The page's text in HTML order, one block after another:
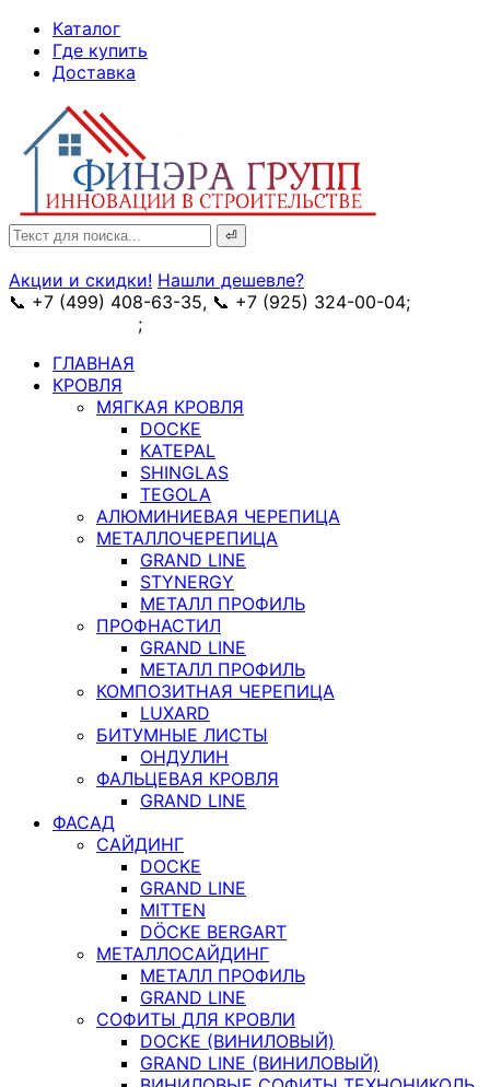
Skip
Content
Каталог
Где купить
Доставка
Search
for:
Акции и скидки! Нашли дешевле?
📞 +7 (499) 408-63-35, 📞 +7 (925) 324-00-04;
;
ГЛАВНАЯ
КРОВЛЯ
МЯГКАЯ КРОВЛЯ
DOCKE
KATEPAL
SHINGLAS
TEGOLA
АЛЮМИНИЕВАЯ ЧЕРЕПИЦА
МЕТАЛЛОЧЕРЕПИЦА
GRAND LINE
STYNERGY
МЕТАЛЛ ПРОФИЛЬ
ПРОФНАСТИЛ
GRAND LINE
МЕТАЛЛ ПРОФИЛЬ
КОМПОЗИТНАЯ ЧЕРЕПИЦА
LUXARD
БИТУМНЫЕ ЛИСТЫ
ОНДУЛИН
ФАЛЬЦЕВАЯ КРОВЛЯ
GRAND LINE
ФАСАД
САЙДИНГ
DOCKE
GRAND LINE
MITTEN
DÖCKE BERGART
МЕТАЛЛОСАЙДИНГ
МЕТАЛЛ ПРОФИЛЬ
GRAND LINE
СОФИТЫ ДЛЯ КРОВЛИ
DOCKE (ВИНИЛОВЫЙ)
GRAND LINE (ВИНИЛОВЫЙ)